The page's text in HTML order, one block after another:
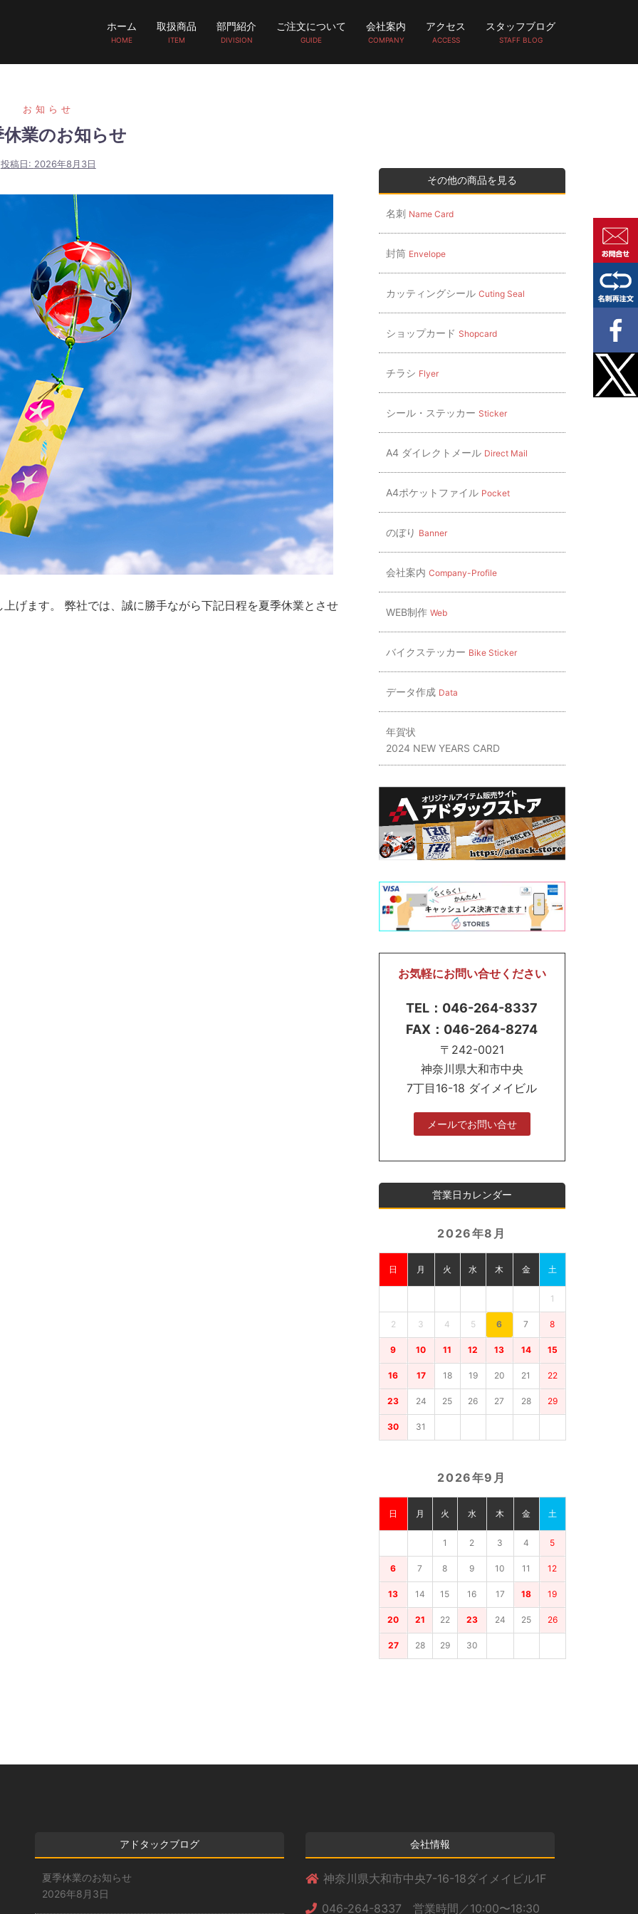
ホーム
HOME
取扱商品
ITEM
部門紹介
DIVISION
ご注文について
GUIDE
会社案内
COMPANY
アクセス
ACCESS
スタッフブログ
STAFF BLOG
お知らせ
休業のお知らせ
投稿日: 2026年8月3日
げます。 弊社では、誠に勝手ながら下記日程を夏季休業とさせ
その他の商品を見る
名刺 Name Card
封筒 Envelope
カッティングシール Cuting Seal
ショップカード Shopcard
チラシ Flyer
シール・ステッカー Sticker
A4 ダイレクトメール Direct Mail
A4ポケットファイル Pocket
のぼり Banner
会社案内 Company-Profile
WEB制作 Web
バイクステッカー Bike Sticker
データ作成 Data
年賀状
2024 NEW YEARS CARD
お気軽にお問い合せください
TEL：046-264-8337
FAX：046-264-8274
〒242-0021
神奈川県大和市中央
7丁目16-18 ダイメイビル
メールでお問い合せ
営業日カレンダー
2026年8月
日 月 火 水 木 金 土
1
2 3 4 5 6 7 8
9 10 11 12 13 14 15
16 17 18 19 20 21 22
23 24 25 26 27 28 29
30 31
2026年9月
日 月 火 水 木 金 土
1 2 3 4 5
6 7 8 9 10 11 12
13 14 15 16 17 18 19
20 21 22 23 24 25 26
27 28 29 30
アドタックブログ
夏季休業のお知らせ
2026年8月3日
会社情報
神奈川県大和市中央7-16-18ダイメイビル1F
046-264-8337 営業時間／10:00〜18:30